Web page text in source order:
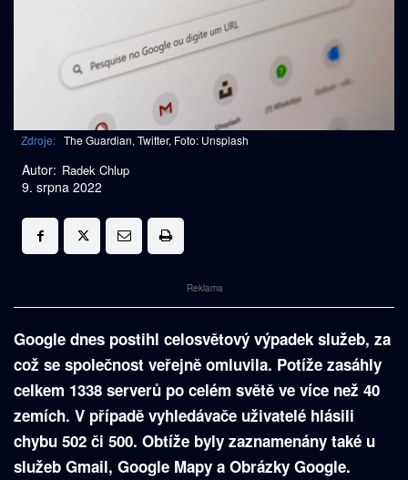
Zdroje: The Guardian, Twitter, Foto: Unsplash
Autor: Radek Chlup
9. srpna 2022
Reklama
Google dnes postihl celosvětový výpadek služeb, za
což se společnost veřejně omluvila. Potíže zasáhly
celkem 1338 serverů po celém světě ve více než 40
zemích. V případě vyhledávače uživatelé hlásili
chybu 502 či 500. Obtíže byly zaznamenány také u
služeb Gmail, Google Mapy a Obrázky Google.